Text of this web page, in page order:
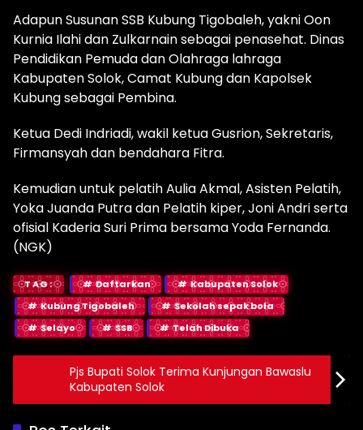
Adapun Susunan SSB Kubung Tigobaleh, yakni Oon
Kurnia Ilahi dan Zulkarnain sebagai penasehat. Dinas
Pendidikan Pemuda dan Olahraga lahraga
Kabupaten Solok, Camat Kubung dan Kapolsek
Kubung sebagai Pembina.
Ketua Dedi Indriadi, wakil ketua Gusrion, Sekretaris,
Firmansyah dan bendahara Fitra.
Kemudian untuk pelatih Aulia Akmal, Asisten Pelatih,
Yoka Juanda Putra dan Pelatih kiper, Joni Andri serta
ofisial Kaderia Suri Prima bersama Yoda Fernanda.
(NGK)
TAG: Daftarkan
Kabupaten Solok
Kubung Tigobaleh
Sekolah sepak bola
Selayo
SSB Telah Dibuka
Pjs Bupati Solok Terima Kunjungan Bawaslu
Kabupaten Solok